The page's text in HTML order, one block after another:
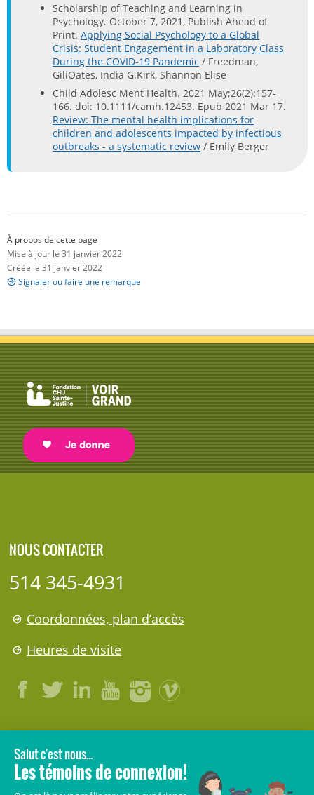
Scholarship of Teaching and Learning in
Psychology. October 7, 2021, Publish Ahead of
Print. Applying Social Psychology to a Global
Crisis: Student Engagement in a Laboratory Class
During the COVID-19 Pandemic / Freedman,
GiliOates, India G.Kirk, Shannon Elise
Child Adolesc Ment Health. 2021 May;26(2):157-
166. doi: 10.1111/camh.12453. Epub 2021 Mar 17.
Review: The mental health implications for
children and adolescents impacted by infectious
outbreaks - a systematic review / Emily Berger
À propos de cette page
Mise à jour le 31 janvier 2022
Créée le 31 janvier 2022
Signaler ou faire une remarque
NOUS CONTACTER
514 345-4931
Coordonnées, plan d’accès
Heures de visite
LÉGAL
© 2006-2026CHU Sainte-Justine.